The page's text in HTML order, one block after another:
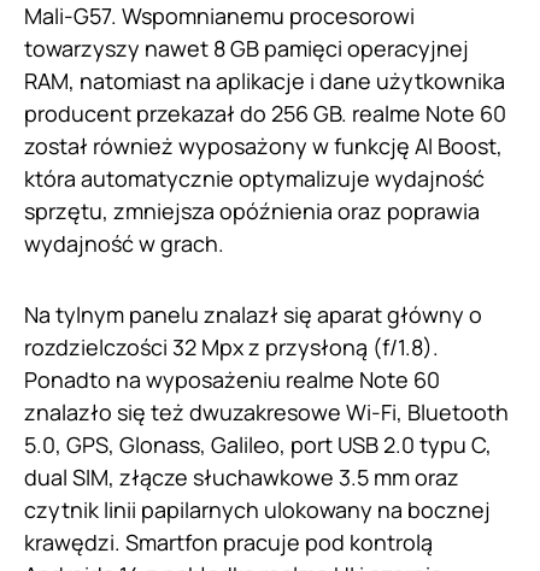
Mali-G57. Wspomnianemu procesorowi
towarzyszy nawet 8 GB pamięci operacyjnej
RAM, natomiast na aplikacje i dane użytkownika
producent przekazał do 256 GB. realme Note 60
został również wyposażony w funkcję AI Boost,
która automatycznie optymalizuje wydajność
sprzętu, zmniejsza opóźnienia oraz poprawia
wydajność w grach.
Na tylnym panelu znalazł się aparat główny o
rozdzielczości 32 Mpx z przysłoną (f/1.8).
Ponadto na wyposażeniu realme Note 60
znalazło się też dwuzakresowe Wi-Fi, Bluetooth
5.0, GPS, Glonass, Galileo, port USB 2.0 typu C,
dual SIM, złącze słuchawkowe 3.5 mm oraz
czytnik linii papilarnych ulokowany na bocznej
krawędzi. Smartfon pracuje pod kontrolą